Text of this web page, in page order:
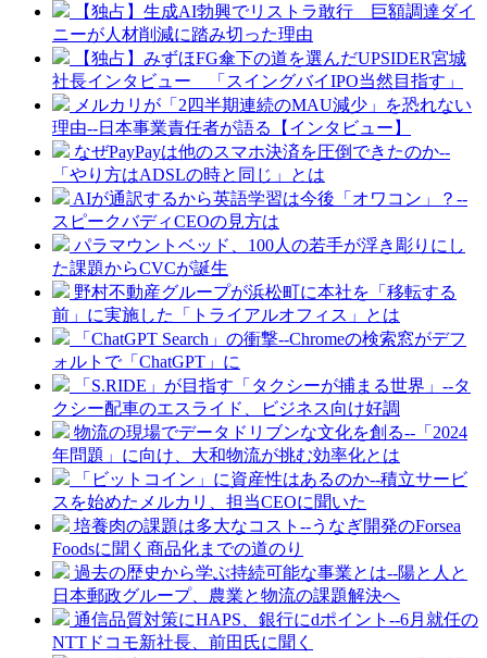
【独占】生成AI勃興でリストラ敢行 巨額調達ダイ
ニーが人材削減に踏み切った理由
【独占】みずほFG傘下の道を選んだUPSIDER宮城
社長インタビュー 「スイングバイIPO当然目指す」
メルカリが「2四半期連続のMAU減少」を恐れない
理由--日本事業責任者が語る【インタビュー】
なぜPayPayは他のスマホ決済を圧倒できたのか--
「やり方はADSLの時と同じ」とは
AIが通訳するから英語学習は今後「オワコン」？--
スピークバディCEOの見方は
パラマウントベッド、100人の若手が浮き彫りにし
た課題からCVCが誕生
野村不動産グループが浜松町に本社を「移転する
前」に実施した「トライアルオフィス」とは
「ChatGPT Search」の衝撃--Chromeの検索窓がデフ
ォルトで「ChatGPT」に
「S.RIDE」が目指す「タクシーが捕まる世界」--タ
クシー配車のエスライド、ビジネス向け好調
物流の現場でデータドリブンな文化を創る--「2024
年問題」に向け、大和物流が挑む効率化とは
「ビットコイン」に資産性はあるのか--積立サービ
スを始めたメルカリ、担当CEOに聞いた
培養肉の課題は多大なコスト--うなぎ開発のForsea
Foodsに聞く商品化までの道のり
過去の歴史から学ぶ持続可能な事業とは--陽と人と
日本郵政グループ、農業と物流の課題解決へ
通信品質対策にHAPS、銀行にdポイント--6月就任の
NTTドコモ新社長、前田氏に聞く